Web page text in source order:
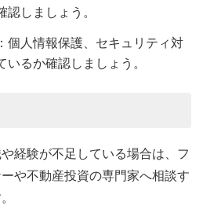
認しましょう。
個人情報保護、セキュリティ対
いるか確認しましょう。
経験が不足している場合は、フ
や不動産投資の専門家へ相談す